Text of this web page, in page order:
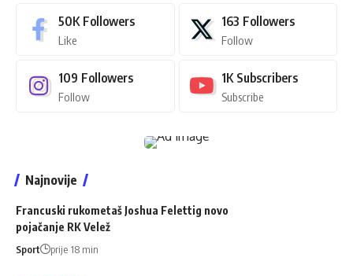
50K Followers
Like
163 Followers
Follow
109 Followers
Follow
1K Subscribers
Subscribe
Najnovije
Francuski rukometaš Joshua Felettig novo
pojačanje RK Velež
Sport prije 18 min